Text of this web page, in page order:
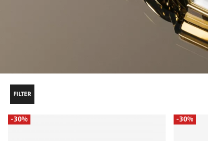
FILTER
-30% -30%